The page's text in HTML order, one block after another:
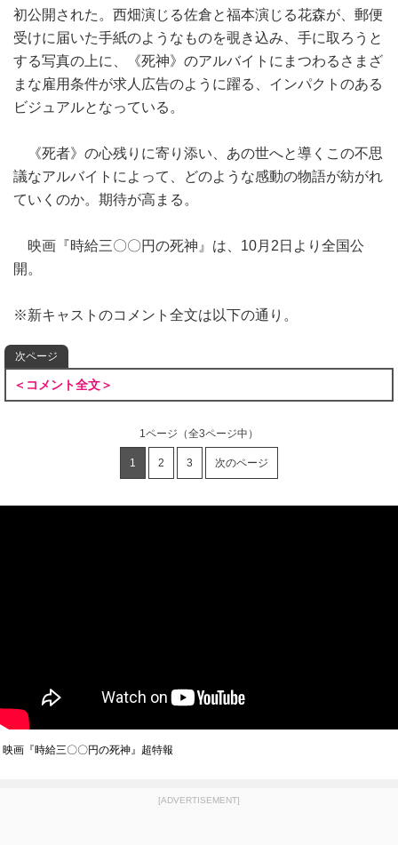
初公開された。西畑演じる佐倉と福本演じる花森が、郵便
受けに届いた手紙のようなものを覗き込み、手に取ろうと
する写真の上に、《死神》のアルバイトにまつわるさまざ
まな雇用条件が求人広告のように躍る、インパクトのある
ビジュアルとなっている。
《死者》の心残りに寄り添い、あの世へと導くこの不思
議なアルバイトによって、どのような感動の物語が紡がれ
ていくのか。期待が高まる。
映画『時給三〇〇円の死神』は、10月2日より全国公
開。
※新キャストのコメント全文は以下の通り。
次ページ
＜コメント全文＞
1ページ （全3ページ中）
1 2 3 次のページ
映画『時給三〇〇円の死神』超特報
[ADVERTISEMENT]